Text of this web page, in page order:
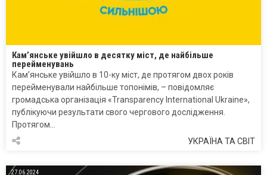
Кам’янське увійшло в десятку міст, де найбільше
перейменувань
Камʼянське увійшло в 10-ку міст, де протягом двох років
перейменували найбільше топонімів, – повідомляє
громадська організація «Transparency International Ukraine»,
публікуючи результати свого чергового дослідження.
Протягом…
УКРАЇНА ТА СВІТ
27.06.2024